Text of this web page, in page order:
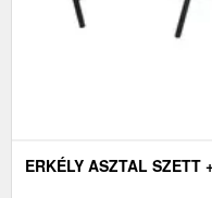
ERKÉLY ASZTAL SZETT